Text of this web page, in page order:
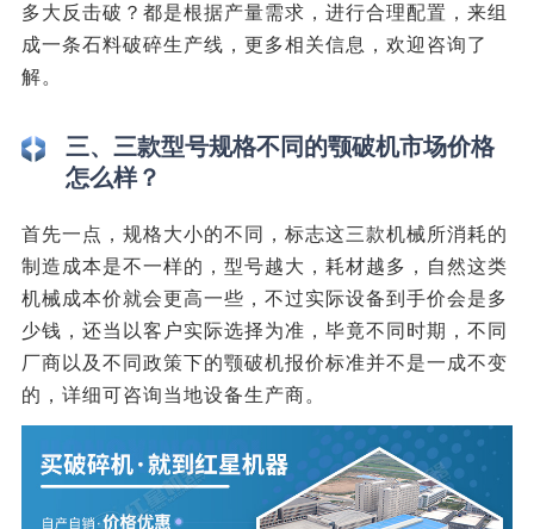
多大反击破？都是根据产量需求，进行合理配置，来组
成一条石料破碎生产线，更多相关信息，欢迎咨询了
解。
三、三款型号规格不同的颚破机市场价格
怎么样？
首先一点，规格大小的不同，标志这三款机械所消耗的
制造成本是不一样的，型号越大，耗材越多，自然这类
机械成本价就会更高一些，不过实际设备到手价会是多
少钱，还当以客户实际选择为准，毕竟不同时期，不同
厂商以及不同政策下的颚破机报价标准并不是一成不变
的，详细可咨询当地设备生产商。